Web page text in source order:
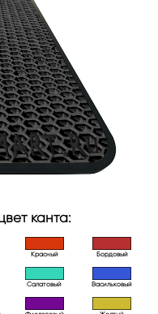
канта:
Красный Бордовый
Салатовый Васильковый